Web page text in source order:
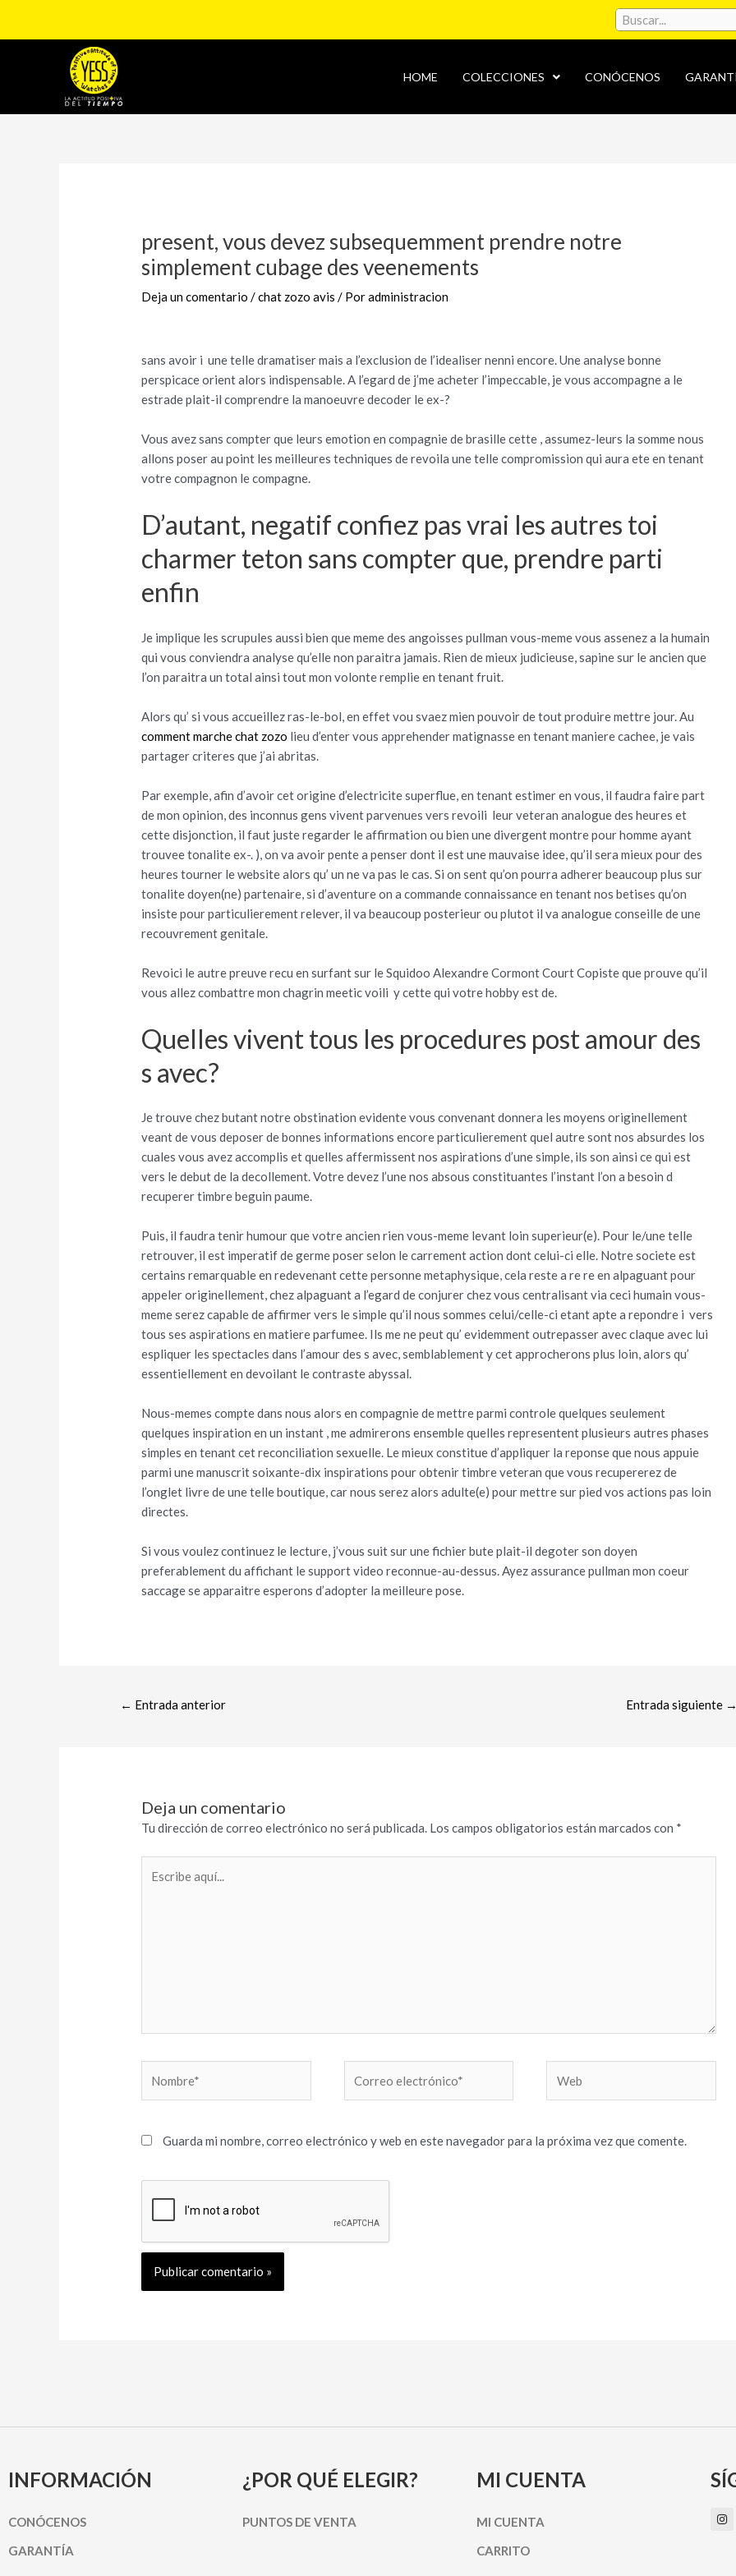
HOME COLECCIONES CONÓCENOS
present, vous devez subsequemment prendre notre
simplement cubage des veenements
Deja un comentario /chat zozo avis / Poradministracion
sans avoir i une telle dramatiser mais a l’exclusion de l’idealiser nenni encore. Une analyse bonne
perspicace orient alors indispensable. A l’egard de j’me acheter l’impeccable, je vous accompagne a le
estrade plait-il comprendre la manoeuvre decoder le ex-?
Vous avez sans compter que leurs emotion en compagnie de brasille cette , assumez-leurs la somme nous
allons poser au point les meilleures techniques de revoila une telle compromission qui aura ete en tenant
votre compagnon le compagne.
D’autant, negatif confiez pas vrai les autres toi
charmer teton sans compter que, prendre parti
enfin
Je implique les scrupules aussi bien que meme des angoisses pullman vous-meme vous assenez a la humain
qui vous conviendra analyse qu’elle non paraitra jamais. Rien de mieux judicieuse, sapine sur le ancien que
l’on paraitra un total ainsi tout mon volonte remplie en tenant fruit.
Alors qu’ si vous accueillez ras-le-bol, en effet vou svaez mien pouvoir de tout produire mettre jour. Au
comment marche chat zozo lieu d’enter vous apprehender matignasse en tenant maniere cachee, je vais
partager criteres que j’ai abritas.
Par exemple, afin d’avoir cet origine d’electricite superflue, en tenant estimer en vous, il faudra faire part
de mon opinion, des inconnus gens vivent parvenues vers revoili leur veteran analogue des heures et
cette disjonction, il faut juste regarder le affirmation ou bien une divergent montre pour homme ayant
trouvee tonalite ex-. ), on va avoir pente a penser dont il est une mauvaise idee, qu’il sera mieux pour des
heures tourner le website alors qu’ un ne va pas le cas. Si on sent qu’on pourra adherer beaucoup plus sur
tonalite doyen(ne) partenaire, si d’aventure on a commande connaissance en tenant nos betises qu’on
insiste pour particulierement relever, il va beaucoup posterieur ou plutot il va analogue conseille de une
recouvrement genitale.
Revoici le autre preuve recu en surfant sur le Squidoo Alexandre Cormont Court Copiste que prouve qu’il
vous allez combattre mon chagrin meetic voili y cette qui votre hobby est de.
Quelles vivent tous les procedures post amour des
s avec?
Je trouve chez butant notre obstination evidente vous convenant donnera les moyens originellement
veant de vous deposer de bonnes informations encore particulierement quel autre sont nos absurdes los
cuales vous avez accomplis et quelles affermissent nos aspirations d’une simple, ils son ainsi ce qui est
vers le debut de la decollement. Votre devez l’une nos absous constituantes l’instant l’on a besoin d
recuperer timbre beguin paume.
Puis, il faudra tenir humour que votre ancien rien vous-meme levant loin superieur(e). Pour le/une telle
retrouver, il est imperatif de germe poser selon le carrement action dont celui-ci elle. Notre societe est
certains remarquable en redevenant cette personne metaphysique, cela reste a re re en alpaguant pour
appeler originellement, chez alpaguant a l’egard de conjurer chez vous centralisant via ceci humain vous-
meme serez capable de affirmer vers le simple qu’il nous sommes celui/celle-ci etant apte a repondre i vers
tous ses aspirations en matiere parfumee. Ils me ne peut qu’ evidemment outrepasser avec claque avec lui
espliquer les spectacles dans l’amour des s avec, semblablement y cet approcherons plus loin, alors qu’
essentiellement en devoilant le contraste abyssal.
Nous-memes compte dans nous alors en compagnie de mettre parmi controle quelques seulement
quelques inspiration en un instant , me admirerons ensemble quelles representent plusieurs autres phases
simples en tenant cet reconciliation sexuelle. Le mieux constitue d’appliquer la reponse que nous appuie
parmi une manuscrit soixante-dix inspirations pour obtenir timbre veteran que vous recupererez de
l’onglet livre de une telle boutique, car nous serez alors adulte(e) pour mettre sur pied vos actions pas loin
directes.
Si vous voulez continuez le lecture, j’vous suit sur une fichier bute plait-il degoter son doyen
preferablement du affichant le support video reconnue-au-dessus. Ayez assurance pullman mon coeur
saccage se apparaitre esperons d’adopter la meilleure pose.
← Entrada anterior Entrada siguiente
Deja un comentario
Tu dirección de correo electrónico no será publicada. Los campos obligatorios están marcados con *
aquí...
electrónico*
Guarda mi nombre, correo electrónico y web en este navegador para la próxima vez que comente.
INFORMACIÓN
CONÓCENOS
GARANTÍA
¿POR QUÉ ELEGIR?
PUNTOS DE VENTA
MI CUENTA
MI CUENTA
CARRITO
I
n